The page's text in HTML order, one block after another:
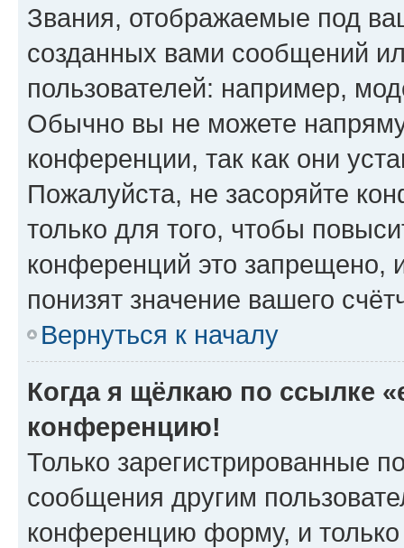
Звания, отображаемые под
созданных вами сообщений
пользователей: например,
Обычно вы не можете
конференции, так как они
Пожалуйста, не засоряйте
только для того, чтобы
конференций это запрещено,
понизят значение вашего
Вернуться к началу
Когда я щёлкаю по ссылке
конференцию!
Только зарегистрированные
сообщения другим
конференцию форму, и